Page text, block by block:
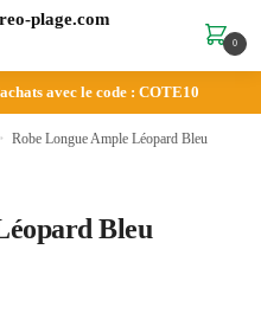
0
avec le code : COTE10
» Robe Longue Ample Léopard Bleu
Bleu